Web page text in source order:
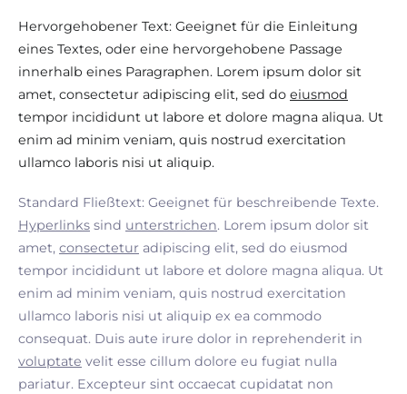
Hervorgehobener Text: Geeignet für die Einleitung
eines Textes, oder eine hervorgehobene Passage
innerhalb eines Paragraphen. Lorem ipsum dolor sit
amet, consectetur adipiscing elit, sed do eiusmod
tempor incididunt ut labore et dolore magna aliqua. Ut
enim ad minim veniam, quis nostrud exercitation
ullamco laboris nisi ut aliquip.
Standard Fließtext: Geeignet für beschreibende Texte.
Hyperlinks sind unterstrichen. Lorem ipsum dolor sit
amet, consectetur adipiscing elit, sed do eiusmod
tempor incididunt ut labore et dolore magna aliqua. Ut
enim ad minim veniam, quis nostrud exercitation
ullamco laboris nisi ut aliquip ex ea commodo
consequat. Duis aute irure dolor in reprehenderit in
voluptate velit esse cillum dolore eu fugiat nulla
pariatur. Excepteur sint occaecat cupidatat non